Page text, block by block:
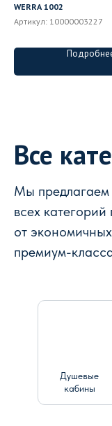
WERRA 1002
Артикул: 10000003227
Все
Мы предлагаем
всех категорий
от
премиум-
Душевые
кабины